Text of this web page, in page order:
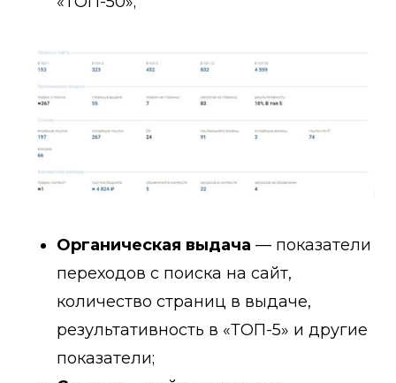
Органическая выдача — показатели
переходов с поиска на сайт,
количество страниц в выдаче,
результативность в «ТОП-5» и другие
показатели;